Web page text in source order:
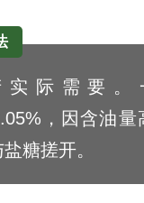
实际需要。
，因含油
糖搓开。